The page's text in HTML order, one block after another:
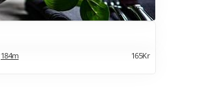
184m 165Kr